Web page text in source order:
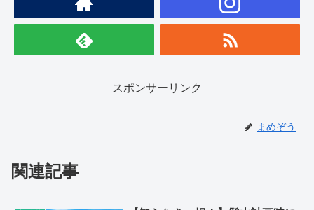
スポンサーリンク
まめぞう
関連記事